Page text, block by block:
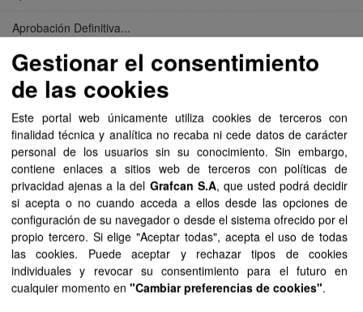
Aprobación Definitiva...
Aprobación Definitiva...
Aprobación Definitiva...
Aprobación Definitiva...
Aprobación Definitiva...
Aprobación Definitiva...
Aprobación Definitiva...
Aprobación Definitiva...
Aprobación Definitiva...
Gestionar el consentimiento
de las cookies
Este portal web únicamente utiliza cookies de terceros con
finalidad técnica y analítica no recaba ni cede datos de carácter
personal de los usuarios sin su conocimiento. Sin embargo,
contiene enlaces a sitios web de terceros con políticas de
privacidad ajenas a la del Grafcan S.A, que usted podrá decidir
si acepta o no cuando acceda a ellos desde las opciones de
configuración de su navegador o desde el sistema ofrecido por el
propio tercero. Si elige "Aceptar todas", acepta el uso de todas
las cookies. Puede aceptar y rechazar tipos de cookies
individuales y revocar su consentimiento para el futuro en
cualquier momento en "Cambiar preferencias de cookies".